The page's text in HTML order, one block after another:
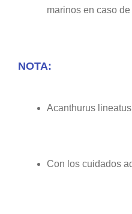
marinos en caso
NOTA:
Acanthurus
Con los cuidados